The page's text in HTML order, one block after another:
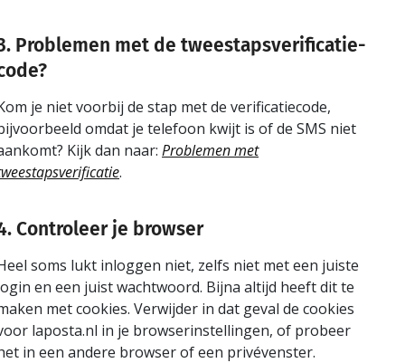
Problemen met de tweestapsverificatie-
je niet voorbij de stap met de verificatiecode,
omdat je telefoon kwijt is of de SMS niet
Kijk dan naar: Problemen met
.
Controleer je browser
soms lukt inloggen niet, zelfs niet met een juiste
en een juist wachtwoord. Bijna altijd heeft dit te
met cookies. Verwijder in dat geval de cookies
laposta.nl in je browserinstellingen, of probeer
in een andere browser of een privévenster.